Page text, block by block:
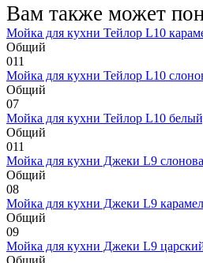
Вам также может
Мойка для кухни Тейлор L10
Общий
011
Мойка для кухни Тейлор L10
Общий
07
Мойка для кухни Тейлор L10
Общий
011
Мойка для кухни Джеки L9
Общий
08
Мойка для кухни Джеки L9
Общий
09
Мойка для кухни Джеки L9
Общий